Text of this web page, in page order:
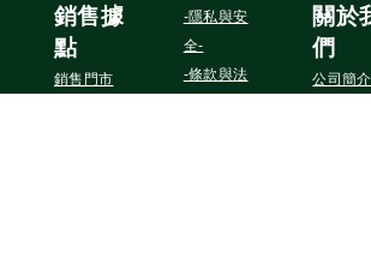
銷售據
點
銷售門市
-隱私與安
全-
-條款與法
關於
們
公司簡介